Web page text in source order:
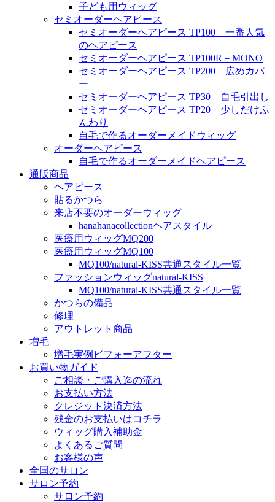
子ども用ウィッグ
セミオーダーヘアピース
セミオーダーヘアピース TP100 一番人気
のヘアピース
セミオーダーヘアピース TP100R－MONO
セミオーダーヘアピース TP200 広めカバ
ー
セミオーダーヘアピース TP30 自毛引出し
セミオーダーヘアピース TP20 少しだけふ
んわり
自毛で作るオーダーメイドウィッグ
オーダーヘアピース
自毛で作るオーダーメイドヘアピース
通販商品
ヘアピース
貼るかつら
来店不要のオーダーウィッグ
hanahanacollectionヘアスタイル
医療用ウィッグMQ200
医療用ウィッグMQ100
MQ100/natural-KISS共通スタイル一覧
ファッションウィッグnatural-KISS
MQ100/natural-KISS共通スタイル一覧
かつらの備品
修理
アウトレット商品
増毛
増毛実例ビフォーアフター
お買い物ガイド
ご相談・ご購入迄の流れ
お支払い方法
クレジット決済方法
残金のお支払いはコチラ
ウィッグ購入補助金
よくあるご質問
お客様の声
全国のサロン
サロン予約
サロン予約